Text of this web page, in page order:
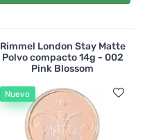
Rimmel London Stay Matte
Polvo compacto 14g - 002
Pink Blossom
Nuevo